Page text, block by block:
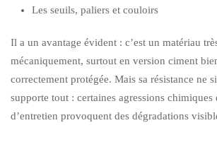
Les seuils, paliers et couloirs
Il a un avantage évident : c’est un matériau
mécaniquement, surtout en version ciment
correctement protégée. Mais sa résistance ne
supporte tout : certaines agressions chimiques
d’entretien provoquent des dégradations